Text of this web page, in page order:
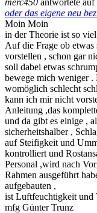
oder das eigene neu
Moin Moin
in der Theorie ist so
Auf die Frage ob
vorstellen , schon gar
soll dabei etwas
bewege mich weniger .
womöglich schlecht
kann ich mir nicht
Anleitung ,das
und da gibt es einige ,
sicherheitshalber ,
auf Steifigkeit und
kontrolliert und
Personal ,wird nach
Rahmen ausgeführt
aufgebauten ,
ist Luftfeuchtigkeit und
mfg Günter Trunz